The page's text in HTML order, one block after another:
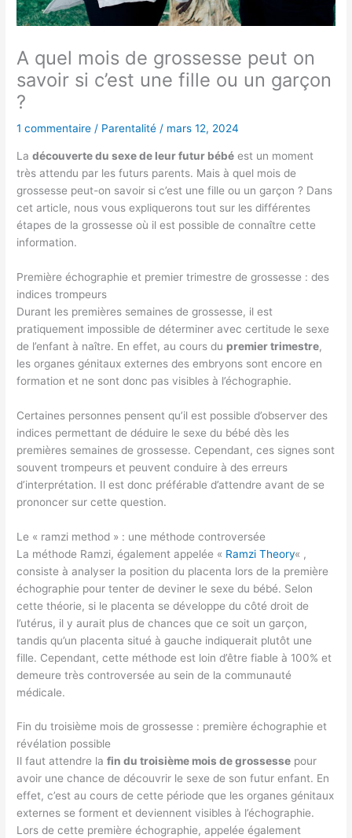
A quel mois de grossesse peut on
savoir si c’est une fille ou un garçon
?
1 commentaire / Parentalité / mars 12, 2024
Ladécouverte du sexe de leur futur bébé est un moment
très attendu par les futurs parents. Mais à quel mois de
grossesse peut-on savoir si c’est une fille ou un garçon ? Dans
cet article, nous vous expliquerons tout sur les différentes
étapes de la grossesse où il est possible de connaître cette
information.
Première échographie et premier trimestre de grossesse : des
indices trompeurs
Durant les premières semaines de grossesse, il est
pratiquement impossible de déterminer avec certitude le sexe
de l’enfant à naître. En effet, au cours du premier trimestre,
les organes génitaux externes des embryons sont encore en
formation et ne sont donc pas visibles à l’échographie.
Certaines personnes pensent qu’il est possible d’observer des
indices permettant de déduire le sexe du bébé dès les
premières semaines de grossesse. Cependant, ces signes sont
souvent trompeurs et peuvent conduire à des erreurs
d’interprétation. Il est donc préférable d’attendre avant de se
prononcer sur cette question.
Le « ramzi method » : une méthode controversée
La méthode Ramzi, également appelée « Ramzi Theory« ,
consiste à analyser la position du placenta lors de la première
échographie pour tenter de deviner le sexe du bébé. Selon
cette théorie, si le placenta se développe du côté droit de
l’utérus, il y aurait plus de chances que ce soit un garçon,
tandis qu’un placenta situé à gauche indiquerait plutôt une
fille. Cependant, cette méthode est loin d’être fiable à 100% et
demeure très controversée au sein de la communauté
médicale.
Fin du troisième mois de grossesse : première échographie et
révélation possible
Il faut attendre lafin du troisième mois de grossesse pour
avoir une chance de découvrir le sexe de son futur enfant. En
effet, c’est au cours de cette période que les organes génitaux
externes se forment et deviennent visibles à l’échographie.
Lors de cette première échographie, appelée également